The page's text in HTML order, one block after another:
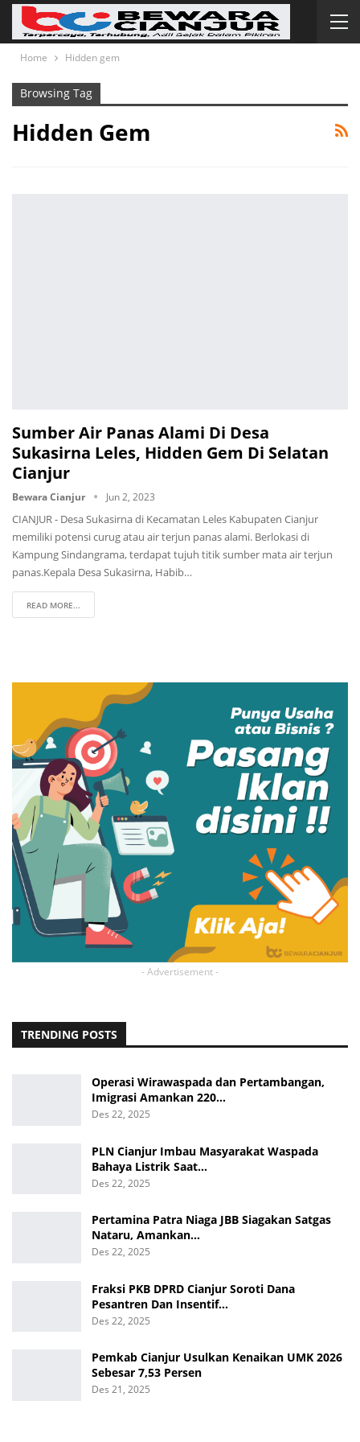
Home Hidden gem
Browsing Tag
Hidden Gem
Sumber Air Panas Alami Di Desa
Sukasirna Leles, Hidden Gem Di Selatan
Cianjur
Bewara Cianjur Jun 2, 2023
CIANJUR - Desa Sukasirna di Kecamatan Leles Kabupaten Cianjur
memiliki potensi curug atau air terjun panas alami. Berlokasi di
Kampung Sindangrama, terdapat tujuh titik sumber mata air terjun
panas.Kepala Desa Sukasirna, Habib…
READ MORE...
- Advertisement -
TRENDING POSTS
Operasi Wirawaspada dan Pertambangan,
Imigrasi Amankan 220…
Des 22, 2025
PLN Cianjur Imbau Masyarakat Waspada
Bahaya Listrik Saat…
Des 22, 2025
Pertamina Patra Niaga JBB Siagakan Satgas
Nataru, Amankan…
Des 22, 2025
Fraksi PKB DPRD Cianjur Soroti Dana
Pesantren Dan Insentif…
Des 22, 2025
Pemkab Cianjur Usulkan Kenaikan UMK 2026
Sebesar 7,53 Persen
Des 21, 2025